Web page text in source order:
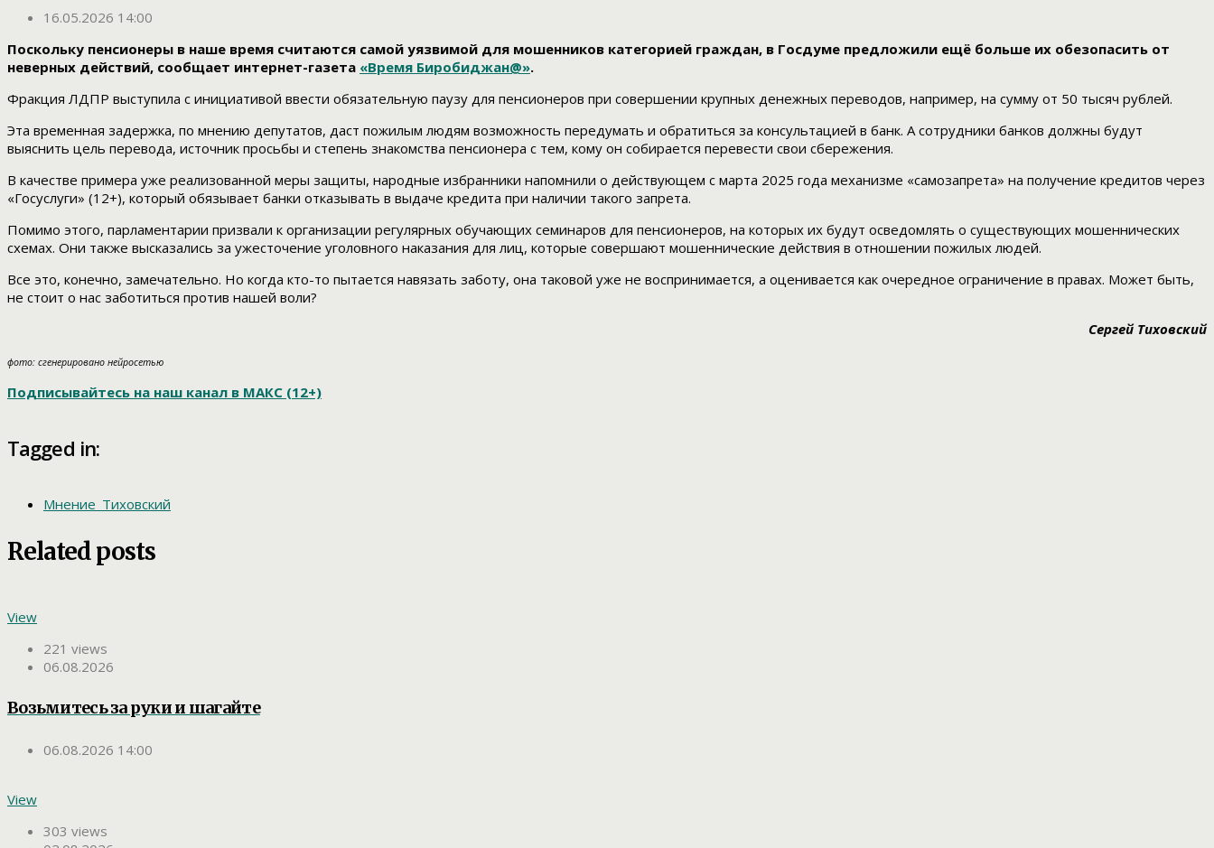
16.05.2026 14:00
Поскольку пенсионеры в наше время считаются самой уязвимой для мошенников категорией граждан, в Госдуме предложили ещё больше их обезопасить от
неверных действий, сообщает интернет-газета «Время Биробиджан@».
Фракция ЛДПР выступила с инициативой ввести обязательную паузу для пенсионеров при совершении крупных денежных переводов, например, на сумму от 50 тысяч рублей.
Эта временная задержка, по мнению депутатов, даст пожилым людям возможность передумать и обратиться за консультацией в банк. А сотрудники банков должны будут
выяснить цель перевода, источник просьбы и степень знакомства пенсионера с тем, кому он собирается перевести свои сбережения.
В качестве примера уже реализованной меры защиты, народные избранники напомнили о действующем с марта 2025 года механизме «самозапрета» на получение кредитов через
«Госуслуги» (12+), который обязывает банки отказывать в выдаче кредита при наличии такого запрета.
Помимо этого, парламентарии призвали к организации регулярных обучающих семинаров для пенсионеров, на которых их будут осведомлять о существующих мошеннических
схемах. Они также высказались за ужесточение уголовного наказания для лиц, которые совершают мошеннические действия в отношении пожилых людей.
Все это, конечно, замечательно. Но когда кто-то пытается навязать заботу, она таковой уже не воспринимается, а оценивается как очередное ограничение в правах. Может быть,
не стоит о нас заботиться против нашей воли?
Сергей Тиховский
фото: сгенерировано нейросетью
Подписывайтесь на наш канал в МАКС (12+)
Tagged in:
Мнение_Тиховский
Related posts
View
221 views
06.08.2026
Возьмитесь за руки и шагайте
06.08.2026 14:00
View
303 views